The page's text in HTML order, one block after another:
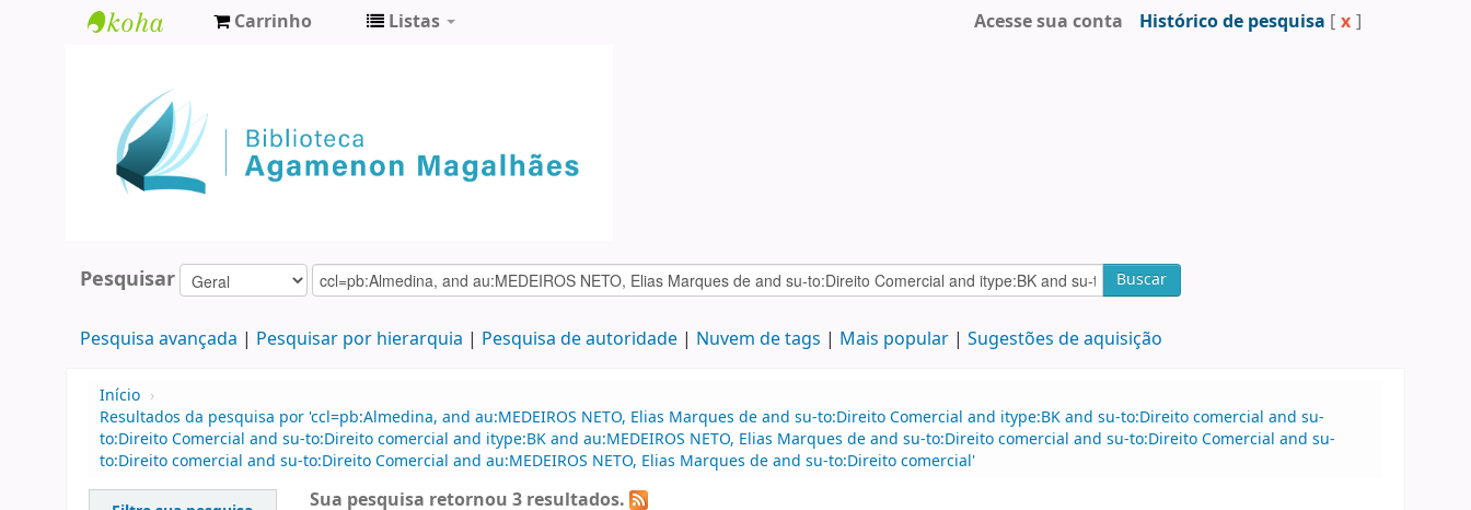
Agamenon
Magalhães
Carrinho Listas Acesse sua conta Histórico de pesquisa [ x ]
Pesquisar Buscar
Pesquisa avançada Pesquisar por hierarquia Pesquisa de autoridade Nuvem de tags Mais popular Sugestões de aquisição
Início ›
Resultados da pesquisa por 'ccl=pb:Almedina, and au:MEDEIROS NETO, Elias Marques de and su-to:Direito Comercial and itype:BK and su-to:Direito comercial and su-
to:Direito Comercial and su-to:Direito comercial and itype:BK and au:MEDEIROS NETO, Elias Marques de and su-to:Direito comercial and su-to:Direito Comercial and su-
to:Direito comercial and su-to:Direito Comercial and au:MEDEIROS NETO, Elias Marques de and su-to:Direito comercial'
Sua pesquisa retornou 3 resultados.